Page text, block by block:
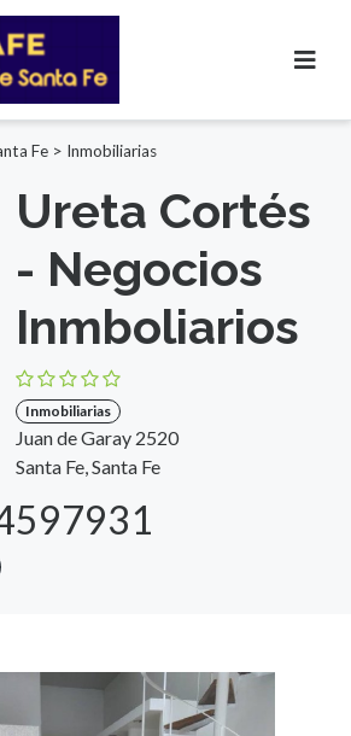
Fe > Inmobiliarias
Ureta Cortés
- Negocios
Inmboliarios
Inmobiliarias
Juan de Garay 2520
Santa Fe, Santa Fe